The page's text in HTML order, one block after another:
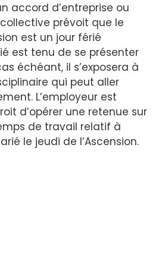
accord d’entreprise ou
prévoit que le
est un jour férié
est tenu de se présenter
échéant, il s’exposera à
qui peut aller
L’employeur est
d’opérer une retenue sur
de travail relatif à
le jeudi de l’Ascension.